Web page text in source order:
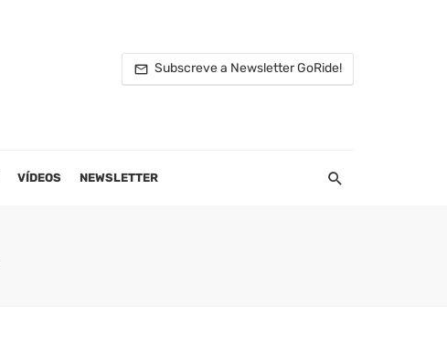
Subscreve a Newsletter GoRide!
VÍDEOS NEWSLETTER